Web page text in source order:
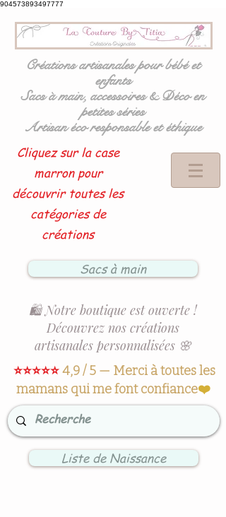
904573893497777
Créations artisanales pour bébé et
enfants
Sacs à main, accessoires & Déco en
petites séries
Artisan éco responsable et éthique
Cliquez sur la case
marron pour
découvrir toutes les
catégories de
créations
Sacs à main
🛍️ Notre boutique est ouverte !
Découvrez nos créations
artisanales personnalisées 🌸
⭐⭐⭐⭐⭐4,9 / 5 — Merci à toutes les
mamans qui me font confiance❤️
Liste de Naissance